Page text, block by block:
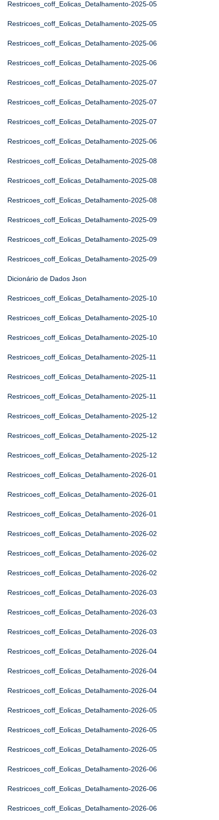
Restricoes_coff_Eolicas_Detalhamento-2025-05
Restricoes_coff_Eolicas_Detalhamento-2025-05
Restricoes_coff_Eolicas_Detalhamento-2025-06
Restricoes_coff_Eolicas_Detalhamento-2025-06
Restricoes_coff_Eolicas_Detalhamento-2025-07
Restricoes_coff_Eolicas_Detalhamento-2025-07
Restricoes_coff_Eolicas_Detalhamento-2025-07
Restricoes_coff_Eolicas_Detalhamento-2025-06
Restricoes_coff_Eolicas_Detalhamento-2025-08
Restricoes_coff_Eolicas_Detalhamento-2025-08
Restricoes_coff_Eolicas_Detalhamento-2025-08
Restricoes_coff_Eolicas_Detalhamento-2025-09
Restricoes_coff_Eolicas_Detalhamento-2025-09
Restricoes_coff_Eolicas_Detalhamento-2025-09
Dicionário de Dados Json
Restricoes_coff_Eolicas_Detalhamento-2025-10
Restricoes_coff_Eolicas_Detalhamento-2025-10
Restricoes_coff_Eolicas_Detalhamento-2025-10
Restricoes_coff_Eolicas_Detalhamento-2025-11
Restricoes_coff_Eolicas_Detalhamento-2025-11
Restricoes_coff_Eolicas_Detalhamento-2025-11
Restricoes_coff_Eolicas_Detalhamento-2025-12
Restricoes_coff_Eolicas_Detalhamento-2025-12
Restricoes_coff_Eolicas_Detalhamento-2025-12
Restricoes_coff_Eolicas_Detalhamento-2026-01
Restricoes_coff_Eolicas_Detalhamento-2026-01
Restricoes_coff_Eolicas_Detalhamento-2026-01
Restricoes_coff_Eolicas_Detalhamento-2026-02
Restricoes_coff_Eolicas_Detalhamento-2026-02
Restricoes_coff_Eolicas_Detalhamento-2026-02
Restricoes_coff_Eolicas_Detalhamento-2026-03
Restricoes_coff_Eolicas_Detalhamento-2026-03
Restricoes_coff_Eolicas_Detalhamento-2026-03
Restricoes_coff_Eolicas_Detalhamento-2026-04
Restricoes_coff_Eolicas_Detalhamento-2026-04
Restricoes_coff_Eolicas_Detalhamento-2026-04
Restricoes_coff_Eolicas_Detalhamento-2026-05
Restricoes_coff_Eolicas_Detalhamento-2026-05
Restricoes_coff_Eolicas_Detalhamento-2026-05
Restricoes_coff_Eolicas_Detalhamento-2026-06
Restricoes_coff_Eolicas_Detalhamento-2026-06
Restricoes_coff_Eolicas_Detalhamento-2026-06